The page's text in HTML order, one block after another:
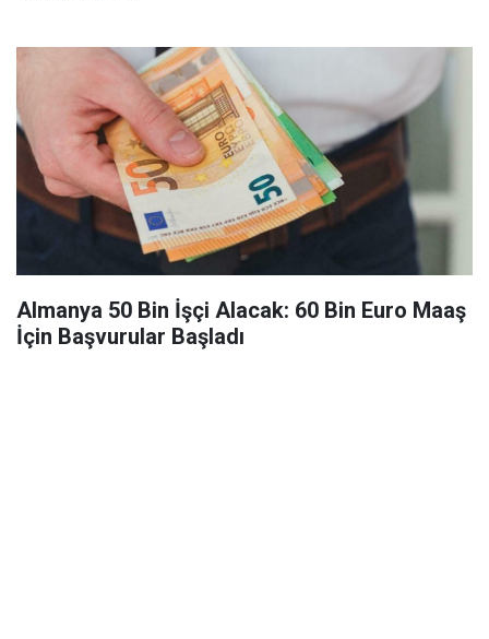
Almanya 50 Bin İşçi Alacak: 60 Bin Euro Maaş
İçin Başvurular Başladı